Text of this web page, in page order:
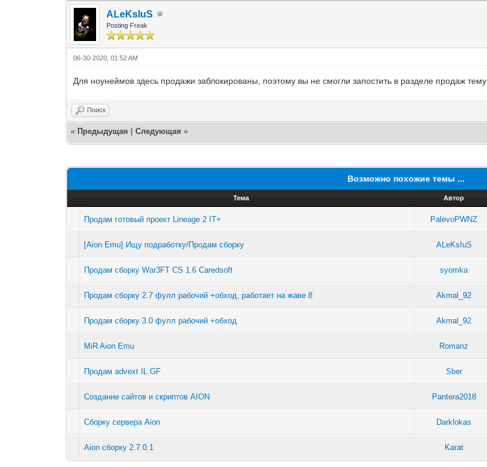
ALeKsIuS
Posting Freak
06-30-2020, 01:52 AM
Для ноунеймов здесь продажи заблокированы, поэтому вы не смогли запостить в разделе продаж тему.
Поиск
« Предыдущая |Следующая»
Возможно похожие темы ...
Тема Автор
Продам готовый проект Lineage 2 IT+ PalevoPWNZ
[Aion Emu] Ищу подработку/Продам сборку ALeKsIuS
Продам сборку War3FT CS 1.6 Caredsoft syomka
Продам сборку 2.7 фулл рабочий +обход, работает на жаве 8 Akmal_92
Продам сборку 3.0 фулл рабочий +обход Akmal_92
MiR Aion Emu Romanz
Продам advext IL GF Sber
Создание сайтов и скриптов AION Pantera2018
Сборку сервера Aion Darklokas
Aion сборку 2.7.0.1 Karat